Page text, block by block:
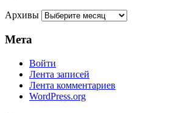
Архивы
Мета
Войти
Лента записей
Лента комментариев
WordPress.org